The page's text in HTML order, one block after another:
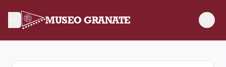
MUSEO GRANATE
Fecha 19. Partido entre Lanús y All Boys disputado el